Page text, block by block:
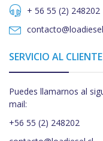
+ 56 55 (2) 248202
SERVICIO AL CLIENTE
Puedes llamarnos al
mail:
+56 55 (2) 248202